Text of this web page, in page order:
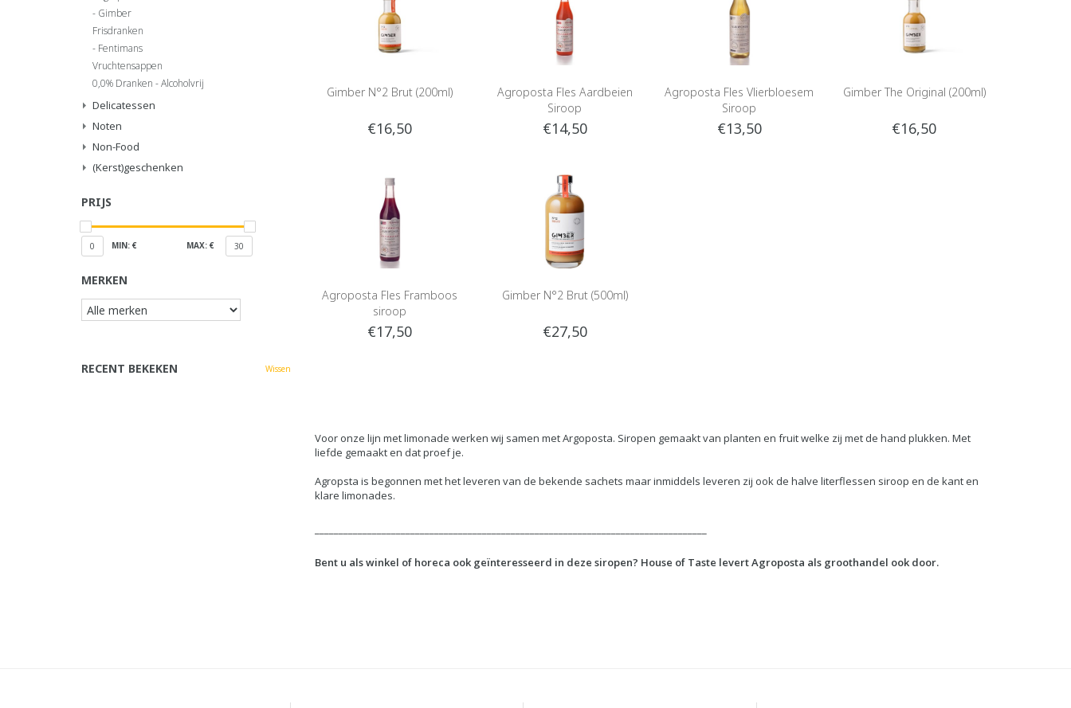
Gimber
Frisdranken
Fentimans
Vruchtensappen
0,0% Dranken - Alcoholvrij
Delicatessen
Noten
Non-Food
(Kerst)geschenken
PRIJS
0 MIN: € MAX: € 30
MERKEN
RECENT BEKEKEN Wissen
Gimber N°2 Brut (200ml)
€16,50
Agroposta Fles Aardbeien
Siroop
€14,50
Agroposta Fles Vlierbloesem
Siroop
€13,50
Gimber The Original (200ml)
€16,50
Agroposta Fles Framboos
siroop
€17,50
Gimber N°2 Brut (500ml)
€27,50
Voor onze lijn met limonade werken wij samen met Argoposta. Siropen gemaakt van planten en fruit welke zij met de hand plukken. Met
liefde gemaakt en dat proef je.
Agropsta is begonnen met het leveren van de bekende sachets maar inmiddels leveren zij ook de halve literflessen siroop en de kant en
klare limonades.
Bent u als winkel of horeca ook geïnteresseerd in deze siropen? House of Taste levert Agroposta als groothandel ook door.